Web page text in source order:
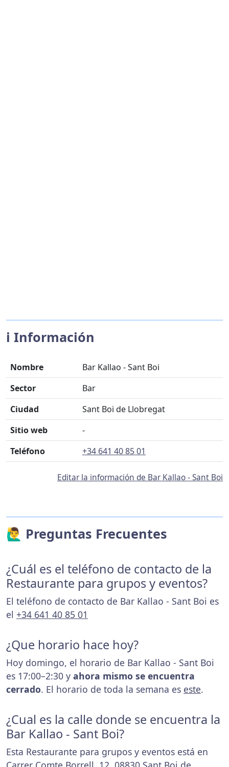
ℹ️ Información
Nombre
Bar Kallao - Sant Boi
Sector
Bar
Ciudad
Sant Boi de Llobregat
Sitio web
-
Teléfono
+34 641 40 85 01
Editar la información de Bar Kallao - Sant Boi
🙋‍♂️ Preguntas Frecuentes
¿Cuál es el teléfono de contacto de la
Restaurante para grupos y eventos?
El teléfono de contacto de Bar Kallao - Sant Boi es
el +34 641 40 85 01
¿Que horario hace hoy?
Hoy domingo, el horario de Bar Kallao - Sant Boi
es 17:00–2:30 y ahora mismo se encuentra
cerrado. El horario de toda la semana es este.
¿Cual es la calle donde se encuentra la
Bar Kallao - Sant Boi?
Esta Restaurante para grupos y eventos está en